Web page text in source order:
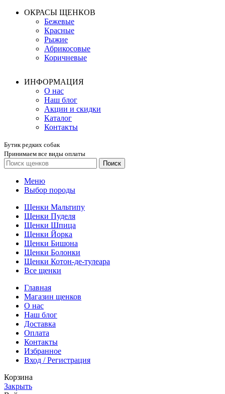
ОКРАСЫ ЩЕНКОВ
Бежевые
Красные
Рыжие
Абрикосовые
Коричневые
ИНФОРМАЦИЯ
О нас
Наш блог
Акции и скидки
Каталог
Контакты
Бутик редких собак
Принимаем все виды оплаты
Поиск
Меню
Выбор породы
Щенки Мальтипу
Щенки Пуделя
Щенки Шпица
Щенки Йорка
Щенки Бишона
Щенки Болонки
Щенки Котон-де-тулеара
Все щенки
Главная
Магазин щенков
О нас
Наш блог
Доставка
Оплата
Контакты
Избранное
Вход / Регистрация
Корзина
Закрыть